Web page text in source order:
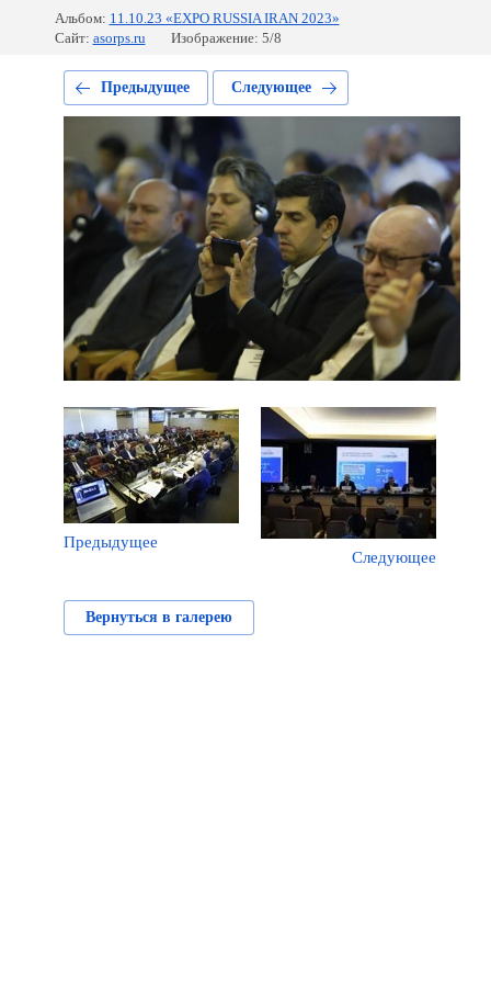
Альбом: 11.10.23 «EXPO RUSSIA IRAN 2023»
Сайт: asorps.ru Изображение: 5/8
Предыдущее Следующее
Предыдущее
Следующее
Вернуться в галерею